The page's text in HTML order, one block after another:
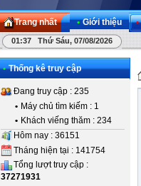
Trang nhất • Giới thiệu •
01:37 Thứ Sáu, 07/08/2026
• Thống kê truy cập
Đang truy cập : 235
• Máy chủ tìm kiếm : 1
• Khách viếng thăm : 234
Hôm nay : 36151
Tháng hiện tại : 141754
Tổng lượt truy cập :
37271931